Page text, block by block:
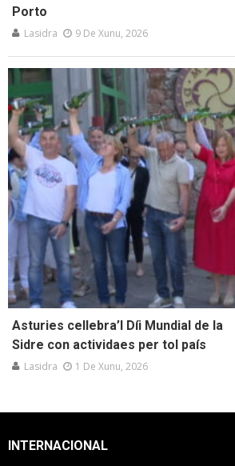
Porto
Lasidra 9 De Xunu, 2026
Asturies cellebra’l Díi Mundial de la
Sidre con actividaes per tol país
Lasidra 1 De Xunu, 2026
INTERNACIONAL